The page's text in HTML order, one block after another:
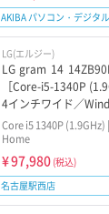
AKIBA パソコン・デジタ
LG(エルジー)
LG gram 14
［Core-i5-1340P
4インチワイド／
Core i5 1340P
Home
¥97,980 (税込)
名古屋駅西店